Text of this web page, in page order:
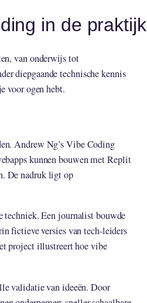
in de praktijk
van onderwijs tot
diepgaande technische kennis
voor ogen hebt.
Andrew Ng’s Vibe Coding
kunnen bouwen met Replit
De nadruk ligt op
techniek. Een journalist bouwde
fictieve versies van tech-leiders
project illustreert hoe vibe
validatie van ideeën. Door